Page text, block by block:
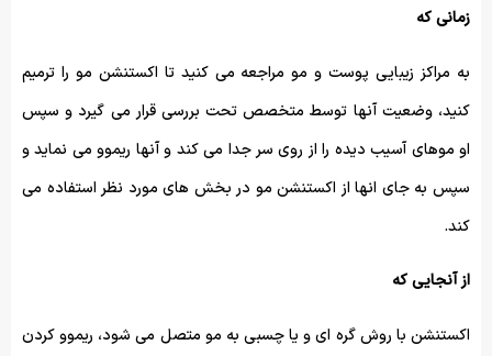
زمانی که
به مراکز زیبایی پوست و مو مراجعه می کنید تا اکستنشن مو را ترمیم
کنید، وضعیت آنها توسط متخصص تحت بررسی قرار می گیرد و سپس
او موهای آسیب دیده را از روی سر جدا می کند و آنها ریموو می نماید و
سپس به جای انها از اکستنشن مو در بخش های مورد نظر استفاده می
کند.
از آنجایی که
اکستنشن با روش گره ای و یا چسبی به مو متصل می شود، ریموو کردن